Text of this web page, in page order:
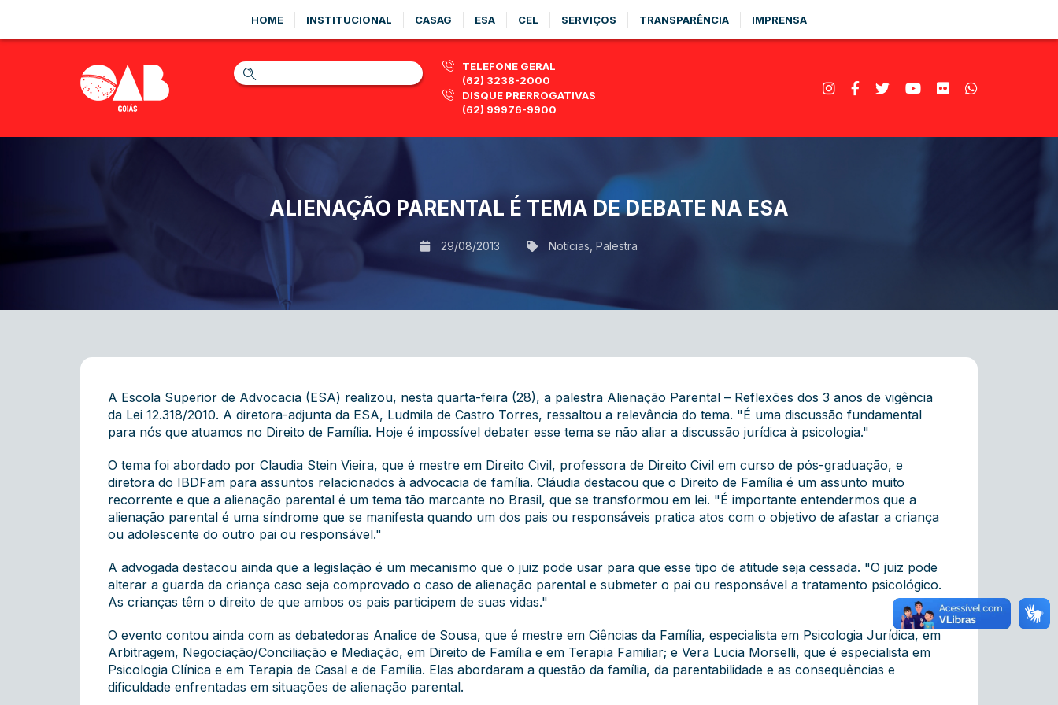
HOME INSTITUCIONAL CASAG ESA CEL SERVIÇOS TRANSPARÊNCIA IMPRENSA
TELEFONE GERAL
(62) 3238-2000
DISQUE PRERROGATIVAS
(62) 99976-9900
ALIENAÇÃO PARENTAL É TEMA DE DEBATE NA ESA
29/08/2013 Notícias Palestra
A Escola Superior de Advocacia (ESA) realizou, nesta quarta-feira (28), a palestra Alienação Parental – Reflexões dos 3 anos de vigência
da Lei 12.318/2010. A diretora-adjunta da ESA, Ludmila de Castro Torres, ressaltou a relevância do tema. "É uma discussão fundamental
para nós que atuamos no Direito de Família. Hoje é impossível debater esse tema se não aliar a discussão jurídica à psicologia."
O tema foi abordado por Claudia Stein Vieira, que é mestre em Direito Civil, professora de Direito Civil em curso de pós-graduação, e
diretora do IBDFam para assuntos relacionados à advocacia de família. Cláudia destacou que o Direito de Família é um assunto muito
recorrente e que a alienação parental é um tema tão marcante no Brasil, que se transformou em lei. "É importante entendermos que a
alienação parental é uma síndrome que se manifesta quando um dos pais ou responsáveis pratica atos com o objetivo de afastar a criança
ou adolescente do outro pai ou responsável."
A advogada destacou ainda que a legislação é um mecanismo que o juiz pode usar para que esse tipo de atitude seja cessada. "O juiz pode
alterar a guarda da criança caso seja comprovado o caso de alienação parental e submeter o pai ou responsável a tratamento psicológico.
As crianças têm o direito de que ambos os pais participem de suas vidas."
O evento contou ainda com as debatedoras Analice de Sousa, que é mestre em Ciências da Família, especialista em Psicologia Jurídica, em
Arbitragem, Negociação/Conciliação e Mediação, em Direito de Família e em Terapia Familiar; e Vera Lucia Morselli, que é especialista em
Psicologia Clínica e em Terapia de Casal e de Família. Elas abordaram a questão da família, da parentabilidade e as consequências e
dificuldade enfrentadas em situações de alienação parental.